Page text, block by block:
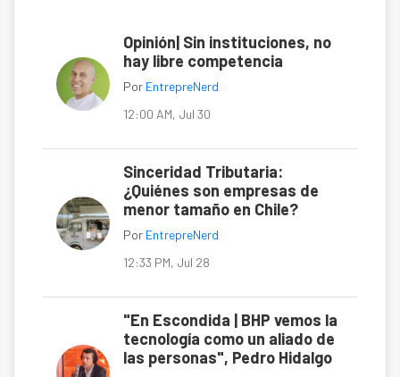
Opinión| Sin instituciones, no
hay libre competencia
Por EntrepreNerd
12:00 AM, Jul 30
Sinceridad Tributaria:
¿Quiénes son empresas de
menor tamaño en Chile?
Por EntrepreNerd
12:33 PM, Jul 28
"En Escondida | BHP vemos la
tecnología como un aliado de
las personas", Pedro Hidalgo